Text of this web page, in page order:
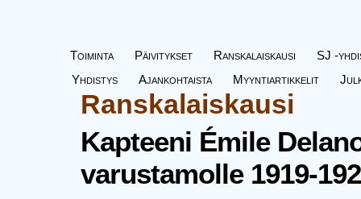
Toiminta Päivitykset Ranskalaiskausi
SJ -
Yhdistys
Ajankohtaista Myyntiartikkelit
Ranskalaiskausi
Kapteeni Émile
varustamolle 1919-